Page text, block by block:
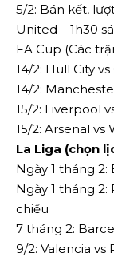
5/2: Bán kết,
United – 1h30
FA Cup (Các
14/2: Hull City vs
14/2:
15/2: Liverpool
15/2: Arsenal vs
La Liga (chọn
Ngày 1 tháng 2:
Ngày 1 tháng 2:
chiều
7 tháng 2:
9/2: Valencia vs